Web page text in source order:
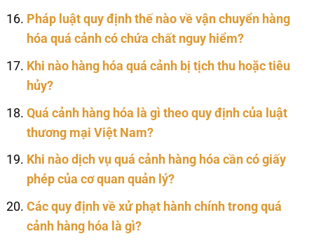
Pháp luật quy định thế nào về vận chuyển hàng
hóa quá cảnh có chứa chất nguy hiểm?
Khi nào hàng hóa quá cảnh bị tịch thu hoặc tiêu
hủy?
Quá cảnh hàng hóa là gì theo quy định của luật
thương mại Việt Nam?
Khi nào dịch vụ quá cảnh hàng hóa cần có giấy
phép của cơ quan quản lý?
Các quy định về xử phạt hành chính trong quá
cảnh hàng hóa là gì?